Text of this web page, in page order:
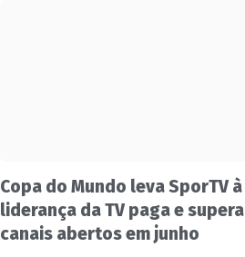
Copa do Mundo leva SporTV à
liderança da TV paga e supera
canais abertos em junho